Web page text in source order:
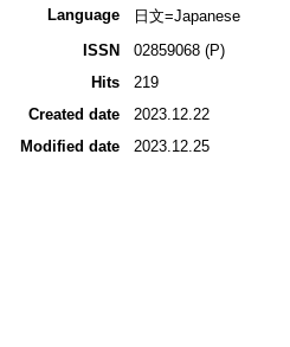
Language
日文=Japanese
ISSN
02859068 (P)
Hits
219
Created date
2023.12.22
Modified date
2023.12.25